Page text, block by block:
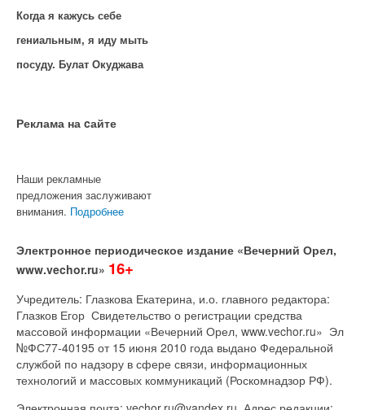
Когда я кажусь себе
гениальным, я иду мыть
посуду. Булат Окуджава
Реклама на cайте
Наши рекламные
предложения заслуживают
внимания. Подробнее
Электронное периодическое издание «Вечерний Орел,
www.vechor.ru» 16+
Учредитель: Глазкова Екатерина, и.о. главного редактора:
Глазков Егор Свидетельство о регистрации средства
массовой информации «Вечерний Орел, www.vechor.ru» Эл
№ФС77-40195 от 15 июня 2010 года выдано Федеральной
службой по надзору в сфере связи, информационных
технологий и массовых коммуникаций (Роскомнадзор РФ).